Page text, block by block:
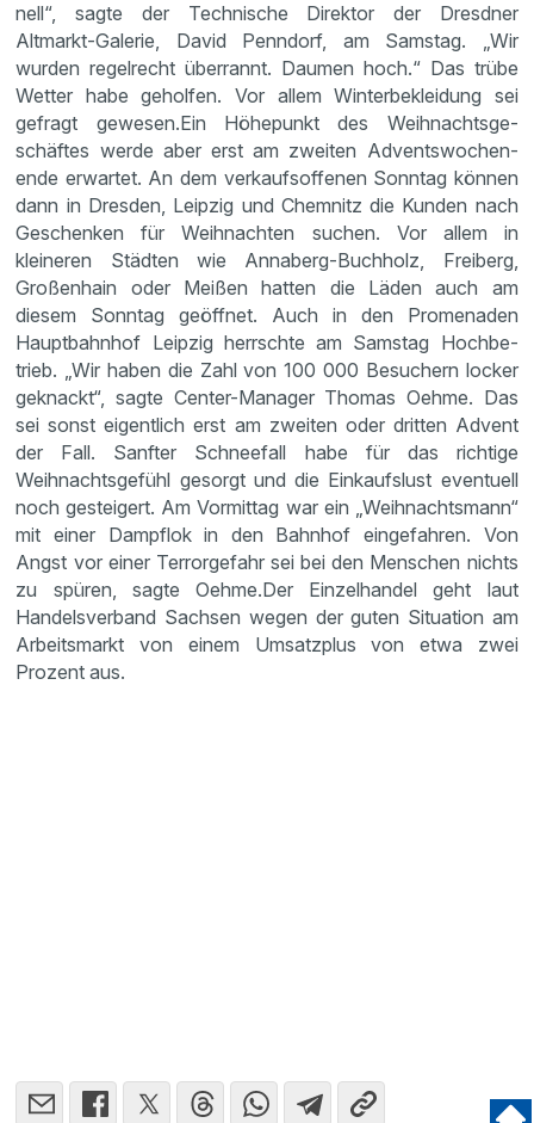
nell“, sagte der Techni­sche Direktor der Dresdner
Altmarkt-Galerie, David Penndorf, am Samstag. „Wir
wurden regel­recht überrannt. Daumen hoch.“ Das trübe
Wetter habe geholfen. Vor allem Winter­be­klei­dung sei
gefragt gewesen.Ein Höhepunkt des Weihnachts­ge­
schäftes werde aber erst am zweiten Advents­wo­chen­
ende erwartet. An dem verkaufs­of­fenen Sonntag können
dann in Dresden, Leipzig und Chemnitz die Kunden nach
Geschenken für Weihnachten suchen. Vor allem in
kleineren Städten wie Annaberg-Buchholz, Freiberg,
Großen­hain oder Meißen hatten die Läden auch am
diesem Sonntag geöffnet. Auch in den Prome­naden
Haupt­bahnhof Leipzig herrschte am Samstag Hochbe­
trieb. „Wir haben die Zahl von 100 000 Besuchern locker
geknackt“, sagte Center-Manager Thomas Oehme. Das
sei sonst eigent­lich erst am zweiten oder dritten Advent
der Fall. Sanfter Schnee­fall habe für das richtige
Weihnachts­ge­fühl gesorgt und die Einkaufs­lust eventuell
noch gestei­gert. Am Vormittag war ein „Weihnachts­mann“
mit einer Dampflok in den Bahnhof einge­fahren. Von
Angst vor einer Terror­ge­fahr sei bei den Menschen nichts
zu spüren, sagte Oehme.Der Einzel­handel geht laut
Handels­ver­band Sachsen wegen der guten Situa­tion am
Arbeits­markt von einem Umsatz­plus von etwa zwei
Prozent aus.